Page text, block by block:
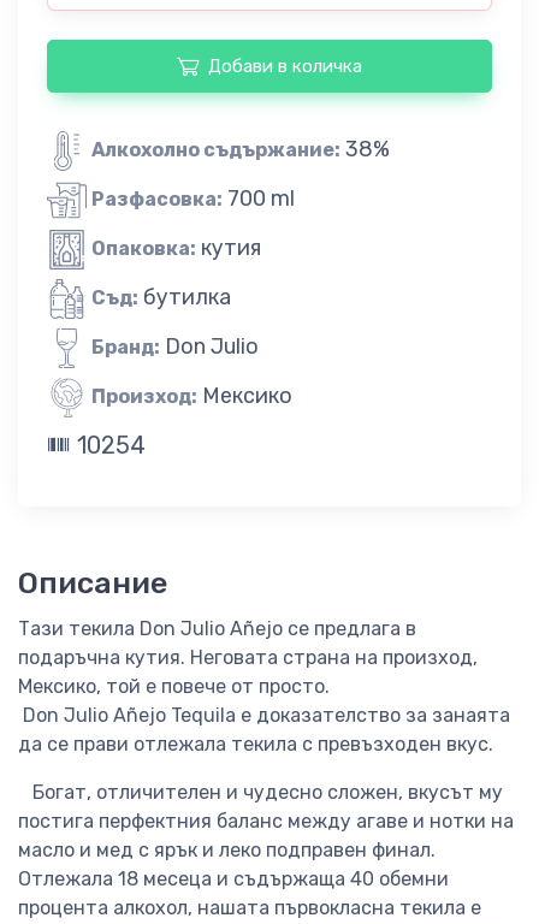
Добави в количка
Алкохолно съдържание: 38%
Разфасовка: 700 ml
Опаковка: кутия
Съд: бутилка
Бранд: Don Julio
Произход: Мексико
10254
Описание
Тази текила Don Julio Añejo се предлага в
подаръчна кутия. Неговата страна на произход,
Мексико, той е повече от просто.
Don Julio Añejo Tequila е доказателство за занаята
да се прави отлежала текила с превъзходен вкус.
Богат, отличителен и чудесно сложен, вкусът му
постига перфектния баланс между агаве и нотки на
масло и мед с ярък и леко подправен финал.
Отлежала 18 месеца и съдържаща 40 обемни
процента алкохол, нашата първокласна текила е